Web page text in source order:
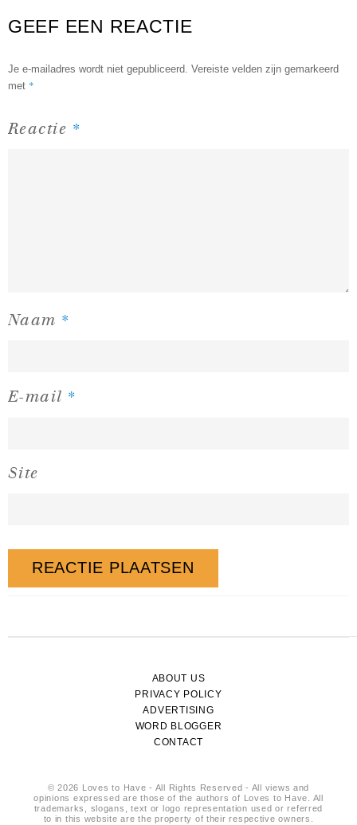
GEEF EEN REACTIE
Je e-mailadres wordt niet gepubliceerd. Vereiste velden zijn gemarkeerd
met *
Reactie *
Naam *
E-mail *
Site
ABOUT US
PRIVACY POLICY
ADVERTISING
WORD BLOGGER
CONTACT
© 2026 Loves to Have - All Rights Reserved - All views and
opinions expressed are those of the authors of Loves to Have. All
trademarks, slogans, text or logo representation used or referred
to in this website are the property of their respective owners.